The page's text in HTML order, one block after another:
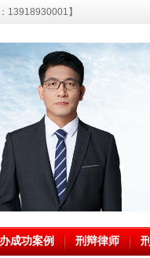
13918930001】
成功案例 刑辩律师